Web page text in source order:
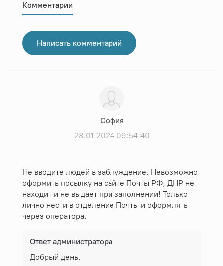
Комментарии
Написать комментарий
София
28.01.2024 09:54:40
Не вводите людей в заблуждение. Невозможно
оформить посылку на сайте Почты РФ, ДНР не
находит и не выдает при заполнении! Только
лично нести в отделение Почты и оформлять
через оператора.
Ответ администратора
Добрый день.